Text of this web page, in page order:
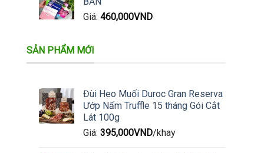
Giá: 460,000VND
SẢN PHẨM MỚI
Đùi Heo Muối Duroc Gran Reserva
Ướp Nấm Truffle 15 tháng Gói Cắt
Lát 100g
Giá: 395,000VND/khay